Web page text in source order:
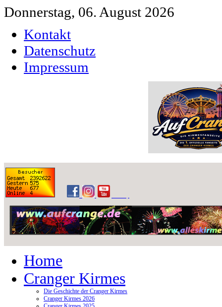
Donnerstag, 06. August 2026
Kontakt
Datenschutz
Impressum
Home
Cranger Kirmes
Die Geschichte der Cranger Kirmes
Cranger Kirmes 2026